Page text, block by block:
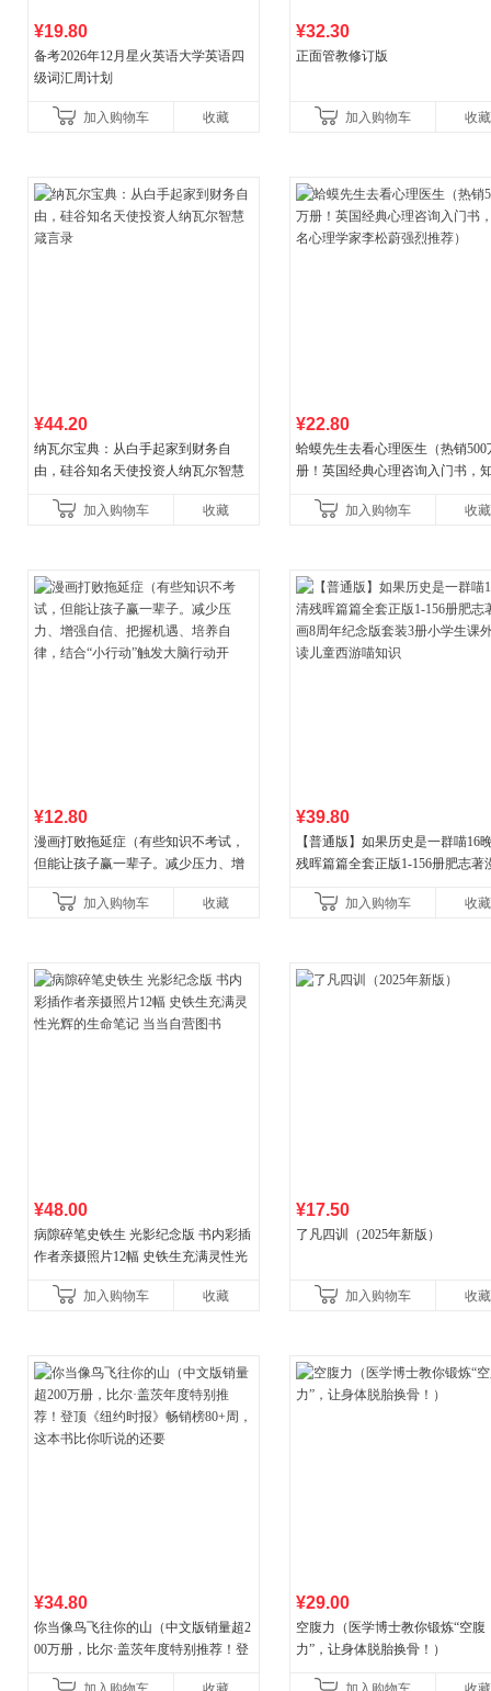
¥19.80
备考2026年12月星火英语大学英语四
级词汇周计划
加入购物车 收藏
¥32.30
正面管教修订版
加入购物车 收藏
¥44.20
纳瓦尔宝典：从白手起家到财务自
由，硅谷知名天使投资人纳瓦尔智慧
加入购物车
收藏
¥22.80
蛤蟆先生去看心理医生（热销500
册！英国经典心理咨询入门书，
加入购物车
收藏
¥12.80
漫画打败拖延症（有些知识不考试，
但能让孩子赢一辈子。减少压力、增
合“小行动”触发大脑行动开
加入购物车 收藏
¥39.80
【普通版】如果历史是一群喵16
残晖篇篇全套正版1-156册肥志著
儿童西游喵知识
加入购物车 收藏
¥48.00
病隙碎笔史铁生 光影纪念版 书内彩插
作者亲摄照片12幅 史铁生充满灵性光
加入购物车
收藏
¥17.50
了凡四训（2025年新版）
加入购物车 收藏
¥34.80
你当像鸟飞往你的山（中文版销量超2
00万册，比尔·盖茨年度特别推荐！登
¥29.00
空腹力（医学博士教你锻炼“空腹
力”，让身体脱胎换骨！）